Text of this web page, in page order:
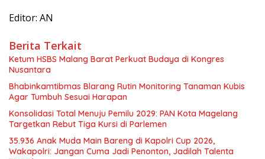
Editor: AN
Berita Terkait
Ketum HSBS Malang Barat Perkuat Budaya di Kongres
Nusantara
Bhabinkamtibmas Blarang Rutin Monitoring Tanaman Kubis
Agar Tumbuh Sesuai Harapan
Konsolidasi Total Menuju Pemilu 2029: PAN Kota Magelang
Targetkan Rebut Tiga Kursi di Parlemen
35.936 Anak Muda Main Bareng di Kapolri Cup 2026,
Wakapolri: Jangan Cuma Jadi Penonton, Jadilah Talenta